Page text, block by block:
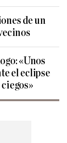
de un
«Unos
el eclipse